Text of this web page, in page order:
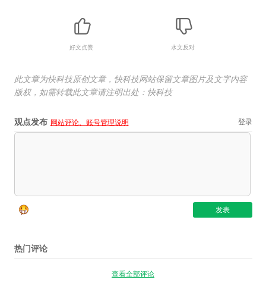
好文点赞 水文反对
此文章为快科技原创文章，快科技网站保留文章图片及文字内容
版权，如需转载此文章请注明出处：快科技
观点发布 网站评论、账号管理说明 登录
热门评论
查看全部评论